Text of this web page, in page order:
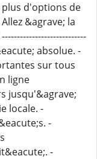
d'options de
&agrave; la
absolue. -
sur tous
ligne
jusqu'&agrave;
locale. -
-
-